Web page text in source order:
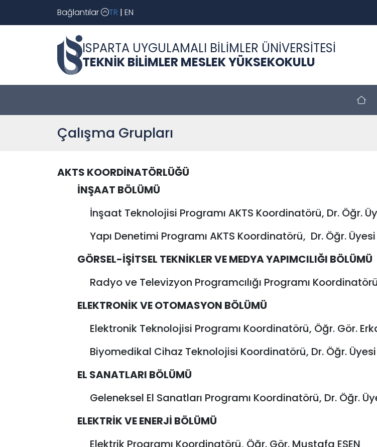
Bağlantılar TR | EN
ISPARTA UYGULAMALI BİLİMLER ÜNİVERSİTESİ
TEKNİK BİLİMLER MESLEK YÜKSEKOKULU
Çalışma Grupları
AKTS KOORDİNATÖRLÜĞÜ
İNŞAAT BÖLÜMÜ
İnşaat Teknolojisi Programı AKTS Koordinatörü, Dr. Öğr.
Yapı Denetimi Programı AKTS Koordinatörü, Dr. Öğr. Üyesi
GÖRSEL-İŞİTSEL TEKNİKLER VE MEDYA YAPIMCILIĞI BÖLÜMÜ
Radyo ve Televizyon Programcılığı Programı
ELEKTRONİK VE OTOMASYON BÖLÜMÜ
Elektronik Teknolojisi Programı Koordinatörü, Öğr. Gör.
Biyomedikal Cihaz Teknolojisi Koordinatörü, Dr. Öğr. Üyesi
EL SANATLARI BÖLÜMÜ
Geleneksel El Sanatları Programı Koordinatörü, Dr. Öğr.
ELEKTRİK VE ENERJİ BÖLÜMÜ
Elektrik Programı Koordinatörü, Öğr. Gör. Mustafa ESEN